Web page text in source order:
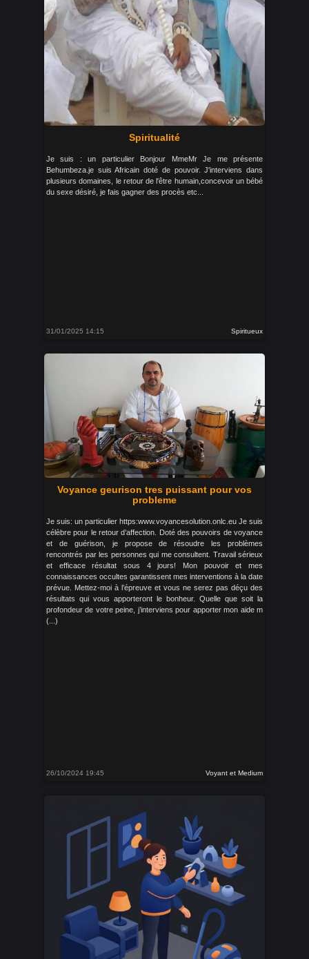
Spiritualité
Je suis : un particulier Bonjour MmeMr Je me présente
Behumbeza.je suis Africain doté de pouvoir. J'interviens dans
plusieurs domaines, le retour de l'être humain,concevoir un bébé
du sexe désiré, je fais gagner des procès etc...
31/01/2025 14:15 Spiritueux
Voyance geurison tres puissant pour vos
probleme
Je suis: un particulier https:www.voyancesolution.onlc.eu Je suis
célèbre pour le retour d’affection. Doté des pouvoirs de voyance
et de guérison, je propose de résoudre les problèmes
rencontrés par les personnes qui me consultent. Travail sérieux
et efficace résultat sous 4 jours! Mon pouvoir et mes
connaissances occultes garantissent mes interventions à la date
prévue. Mettez-moi à l’épreuve et vous ne serez pas déçu des
résultats qui vous apporteront le bonheur. Quelle que soit la
profondeur de votre peine, j’interviens pour apporter mon aide m
(...)
26/10/2024 19:45 Voyant et Medium